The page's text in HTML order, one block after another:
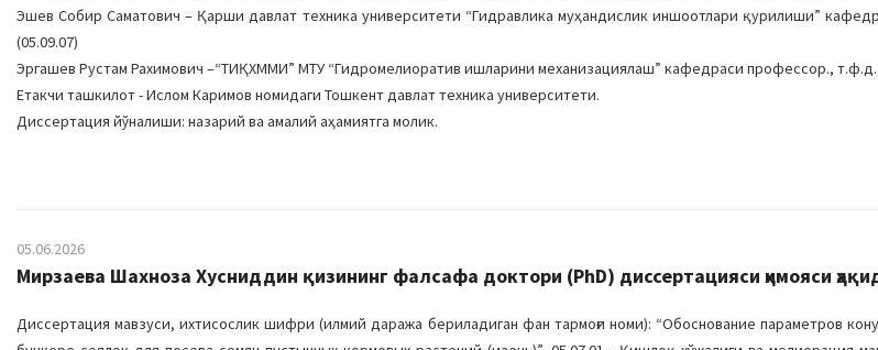
Эшев Собир Саматович – Қарши давлат техника университети “Гидравлика муҳандислик иншоотлари қурилиши”
(05.09.07)
Эргашев Рустам Рахимович –“ТИҚХММИ” МТУ “Гидромелиоратив ишларини механизациялаш” кафедраси профессор., т.ф.д.,
Етакчи ташкилот - Ислом Каримов номидаги Тошкент давлат техника университети.
Диссертация йўналиши: назарий ва амалий аҳамиятга молик.
05.06.2026
Мирзаева Шахноза Хусниддин қизининг фалсафа доктори (PhD) диссертацияси ҳимояси
Диссертация мавзуси, ихтисослик шифри (илмий даража бериладиган фан тармоғи номи): “Обоснование параметров